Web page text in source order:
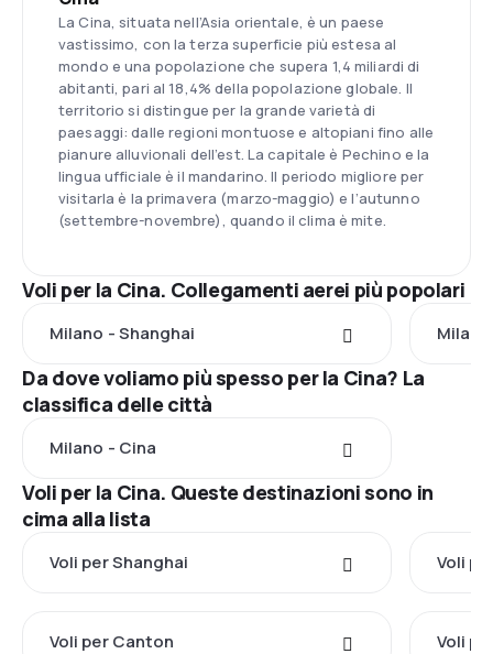
La Cina, situata nell’Asia orientale, è un paese
vastissimo, con la terza superficie più estesa al
mondo e una popolazione che supera 1,4 miliardi di
abitanti, pari al 18,4% della popolazione globale. Il
territorio si distingue per la grande varietà di
paesaggi: dalle regioni montuose e altopiani fino alle
pianure alluvionali dell’est. La capitale è Pechino e la
lingua ufficiale è il mandarino. Il periodo migliore per
visitarla è la primavera (marzo-maggio) e l’autunno
(settembre-novembre), quando il clima è mite.
Voli per la Cina. Collegamenti aerei più popolari
Milano - Shanghai
Da dove voliamo più spesso per la Cina? La
classifica delle città
Milano - Cina
Voli per la Cina. Queste destinazioni sono in
cima alla lista
Voli per Shanghai Voli
Voli per Canton Voli